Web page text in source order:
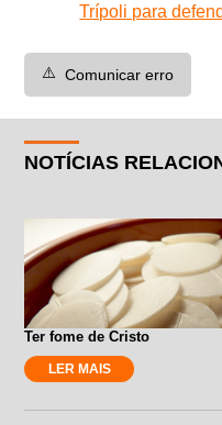
Trípoli para
⚠️ Comunicar erro
NOTÍCIAS
Ter fome de Cristo
LER MAIS